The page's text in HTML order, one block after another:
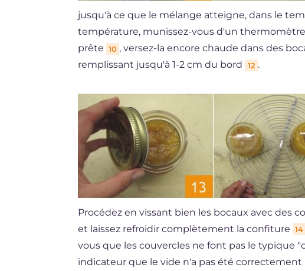
jusqu'à ce que le mélange atteigne, dans le
température, munissez-vous d'un
prête 10 , versez-la encore chaude dans des
remplissant jusqu'à 1-2 cm du bord
12 .
Procédez en vissant bien les bocaux avec des
et laissez refroidir complètement la confiture 14
vous que les couvercles ne font pas le typique
indicateur que le vide n'a pas été correctement